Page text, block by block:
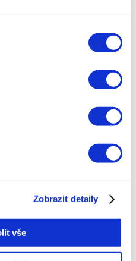
Zobrazit detaily
vše
je zdravotnictví
nástroje nabízejí
inflací, což je klíčové
pravidelně vydává
platforem. Tyto